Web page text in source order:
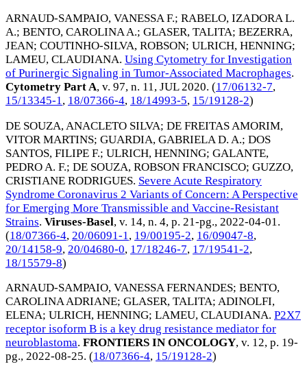
ARNAUD-SAMPAIO, VANESSA F.; RABELO, IZADORA L.
A.; BENTO, CAROLINA A.; GLASER, TALITA; BEZERRA,
JEAN; COUTINHO-SILVA, ROBSON; ULRICH, HENNING;
LAMEU, CLAUDIANA. Using Cytometry for Investigation
of Purinergic Signaling in Tumor-Associated Macrophages.
Cytometry Part A, v. 97, n. 11, JUL 2020. (17/06132-7,
15/13345-1 , 18/07366-4, 18/14993-5, 15/19128-2)
DE SOUZA, ANACLETO SILVA; DE FREITAS AMORIM,
VITOR MARTINS; GUARDIA, GABRIELA D. A.; DOS
SANTOS, FILIPE F.; ULRICH, HENNING; GALANTE,
PEDRO A. F.; DE SOUZA, ROBSON FRANCISCO; GUZZO,
CRISTIANE RODRIGUES. Severe Acute Respiratory
Syndrome Coronavirus 2 Variants of Concern: A Perspective
for Emerging More Transmissible and Vaccine-Resistant
Strains. Viruses-Basel, v. 14, n. 4, p. 21-pg., 2022-04-01 .
(18/07366-4, 20/06091-1 , 19/00195-2, 16/09047-8,
20/14158-9, 20/04680-0, 17/18246-7, 17/19541-2,
18/15579-8)
ARNAUD-SAMPAIO, VANESSA FERNANDES; BENTO,
CAROLINA ADRIANE; GLASER, TALITA; ADINOLFI,
ELENA; ULRICH, HENNING; LAMEU, CLAUDIANA. P2X7
receptor isoform B is a key drug resistance mediator for
neuroblastoma. FRONTIERS IN ONCOLOGY, v. 12, p. 19-
pg., 2022-08-25. (18/07366-4, 15/19128-2)